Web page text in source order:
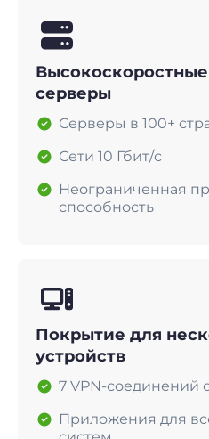
серверы
Серверы в 100+
Сети 10 Гбит/с
Неограниченная
способность
Покрытие для
устройств
7 VPN-соединений
Приложения для